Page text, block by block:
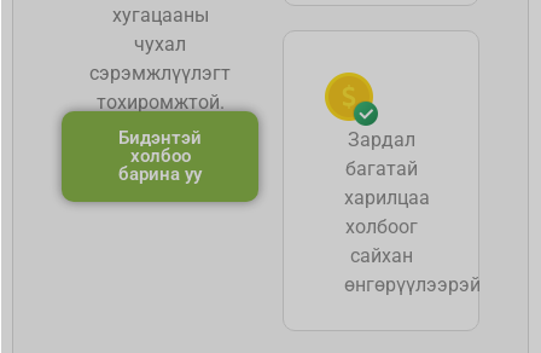
хугацааны
чухал
сэрэмжлүүлэгт
тохиромжтой.
Бидэнтэй
холбоо
барина уу
Зардал
багатай
харилцаа
холбоог
сайхан
өнгөрүүлээрэй